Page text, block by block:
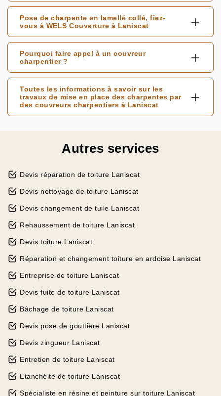
Pose de charpente en lamellé collé, fiez-
vous à WELS Couverture à Laniscat
Pourquoi faire appel à un couvreur
charpentier ?
Toutes les informations à savoir sur les
travaux de mise en place des charpentes par
des couvreurs charpentiers à Laniscat
Autres services
Devis réparation de toiture Laniscat
Devis nettoyage de toiture Laniscat
Devis changement de tuile Laniscat
Rehaussement de toiture Laniscat
Devis toiture Laniscat
Réparation et changement toiture en ardoise Laniscat
Entreprise de toiture Laniscat
Devis fuite de toiture Laniscat
Bâchage de toiture Laniscat
Devis pose de gouttière Laniscat
Devis zingueur Laniscat
Entretien de toiture Laniscat
Etanchéité de toiture Laniscat
Spécialiste en résine et peinture sur toiture Laniscat